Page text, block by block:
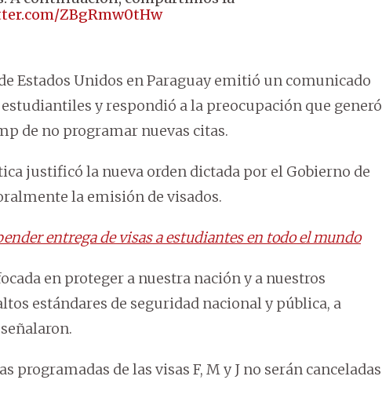
ZBgRmw0tHw
Estados Unidos en Paraguay emitió un comunicado
y respondió a la preocupación que generó
de no programar nuevas citas.
justificó la nueva orden dictada por el Gobierno de
la emisión de visados.
entrega de visas a estudiantes en todo el mundo
en proteger a nuestra nación y a nuestros
estándares de seguridad nacional y pública, a
programadas de las visas F, M y J no serán canceladas